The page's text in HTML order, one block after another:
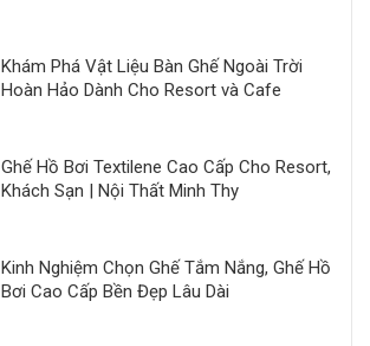
Khám Phá Vật Liệu Bàn Ghế Ngoài Trời
Hoàn Hảo Dành Cho Resort và Cafe
Ghế Hồ Bơi Textilene Cao Cấp Cho Resort,
Khách Sạn | Nội Thất Minh Thy
Kinh Nghiệm Chọn Ghế Tắm Nắng, Ghế Hồ
Bơi Cao Cấp Bền Đẹp Lâu Dài